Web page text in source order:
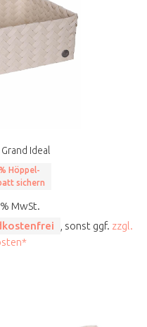
Ideal
Höppel-
sichern
MwSt.
, sonst ggf. zzgl.